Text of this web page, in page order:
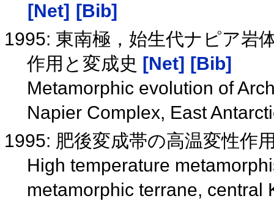
[Net]
[Bib]
1995: 東南極，始生代ナピア岩
作用と変成史 [Net] [Bib]
Metamorphic evolution of
Napier Complex, East
1995: 肥後変成帯の高温変性作
High temperature
metamorphic terrane, central